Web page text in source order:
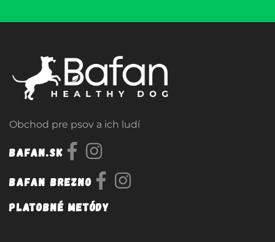
Obchod pre psov a ich ludí
Bafan.sk
Bafan Brezno
Platobné metódy